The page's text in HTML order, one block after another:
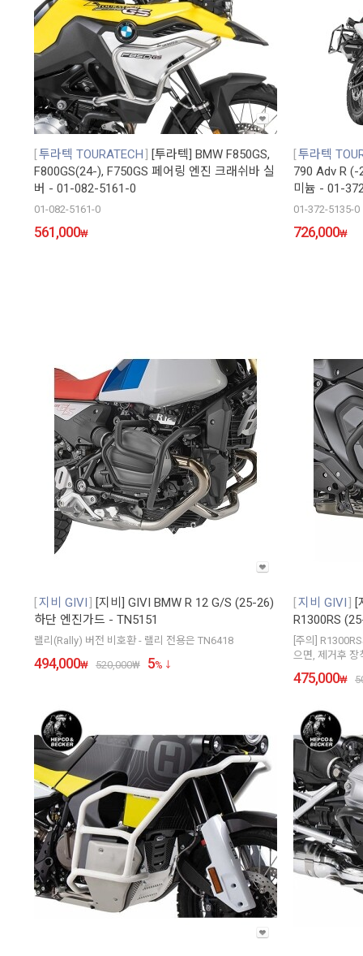
투라텍 TOURATECH
[투라텍] BMW F850GS,
F800GS(24-), F750GS 페어링 엔진 크래쉬바 실
버 - 01-082-5161-0
01-082-5161-0
561,000₩
투라텍
790 Adv R (-
미늄 - 01-
01-372-5135-0
726,000₩
지비 GIVI
[지비] GIVI BMW R 12 G/S (25-26)
하단 엔진가드 - TN5151
랠리(Rally) 버전 비호환 - 랠리 전용은 TN6418
494,000₩ 520,000₩ 5%
지비 GIVI
[
R1300RS
[주의]
으면, 제거후 장
475,000₩